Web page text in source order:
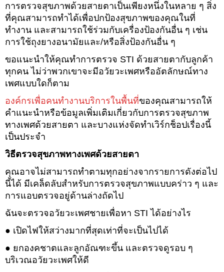
การตรวจสุขภาพด้วยสายตาเป็นเพียงหนึ่งในหลาย ๆ สิ่ง
ที่คุณสามารถทำได้เพื่อปกป้องสุขภาพของคุณในที่
ทำงาน และสามารถใช้ร่วมกับเครื่องป้องกันอื่น ๆ เช่น
การใช้ถุงยางอนามัยและ/หรือสิ่งป้องกันอื่น ๆ
ขอแนะนำให้คุณทำการตรวจ STI ด้วยสายตากับลูกค้า
ทุกคน ไม่ว่าพวกเขาจะมีอวัยวะเพศหรืออัตลักษณ์ทาง
เพศแบบใดก็ตาม
องค์กรเพื่อคนทำงานบริการในพื้นที่ของคุณสามารถให้
คำแนะนำหรือข้อมูลเพิ่มเติมเกี่ยวกับการตรวจสุขภาพ
ทางเพศด้วยสายตา และบางแห่งจัดทำเวิร์กช็อปเรื่องนี้
เป็นประจำ
วิธีตรวจสุขภาพทางเพศด้วยสายตา
คุณอาจไม่สามารถทำตามทุกอย่างจากรายการดังต่อไป
นี้ได้ มีเคล็ดลับสำหรับการตรวจสุขภาพแบบคร่าว ๆ และ
การแอบตรวจอยู่ด้านล่างถัดไป
ฉันจะตรวจอวัยวะเพศชายเพื่อหา STI ได้อย่างไร
● เปิดไฟให้สว่างมากที่สุดเท่าที่จะเป็นไปได้
● ยกองคชาตและลูกอัณฑะขึ้น และตรวจดูรอบ ๆ
บริเวณอวัยวะเพศให้ดี